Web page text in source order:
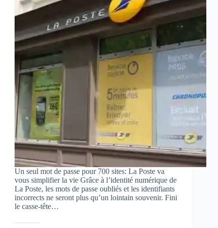
Un seul mot de passe pour 700 sites: La Poste va
vous simplifier la vie Grâce à l’identité numérique de
La Poste, les mots de passe oubliés et les identifiants
incorrects ne seront plus qu’un lointain souvenir. Fini
le casse-tête…